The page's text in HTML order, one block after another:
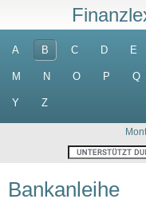
A B C D E
M N O P Q
Y Z
Bankanleihe